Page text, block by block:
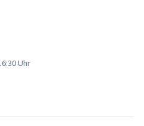
Uhr